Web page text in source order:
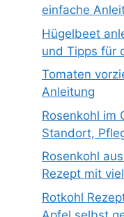
einfache
Hügelbeet
und Tipps für
Tomaten
Anleitung
Rosenkohl im
Standort,
Rosenkohl
Rezept mit
Rotkohl